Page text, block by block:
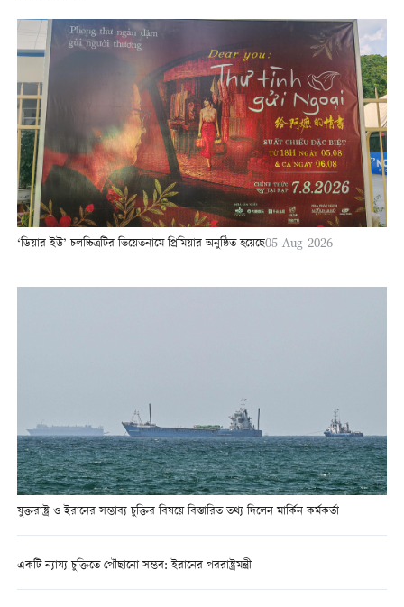
‘ডিয়ার ইউ’ চলচ্চিত্রটির ভিয়েতনামে প্রিমিয়ার অনুষ্ঠিত হয়েছে05-Aug-2026
যুক্তরাষ্ট্র ও ইরানের সম্ভাব্য চুক্তির বিষয়ে বিস্তারিত তথ্য দিলেন মার্কিন কর্মকর্তা
একটি ন্যায্য চুক্তিতে পৌঁছানো সম্ভব: ইরানের পররাষ্ট্রমন্ত্রী